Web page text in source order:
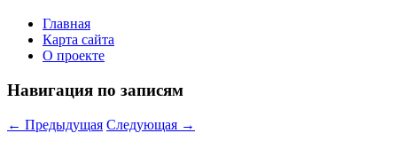
Главная
Карта сайта
О проекте
Навигация по записям
← Предыдущая Следующая →